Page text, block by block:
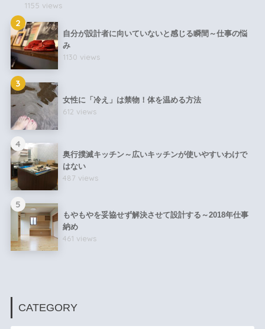
1155 views
2
自分が設計者に向いていないと感じる瞬間～仕事の悩
み
1130 views
3
女性に「冷え」は禁物！体を温める方法
612 views
4
奥行撲滅キッチン～広いキッチンが使いやすいわけで
はない
487 views
5
もやもやを妥協せず解決させて設計する～2018年仕事
納め
461 views
CATEGORY